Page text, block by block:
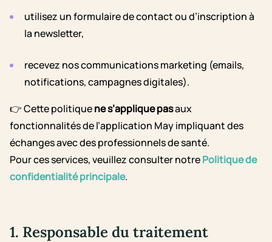
utilisez un formulaire de contact ou d’inscription à
la newsletter,
recevez nos communications marketing (emails,
notifications, campagnes digitales).
👉 Cette politiquene s’applique pasaux
fonctionnalités de l’application May impliquant des
échanges avec des professionnels de santé.
Pour ces services, veuillez consulter notrePolitique de
confidentialité principale.
1. Responsable du traitement